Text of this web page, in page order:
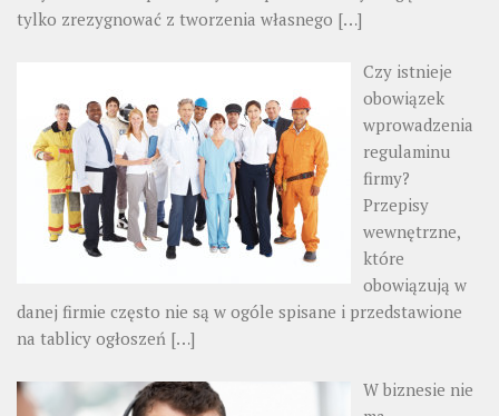
tylko zrezygnować z tworzenia własnego […]
Czy istnieje
obowiązek
wprowadzenia
regulaminu
firmy?
Przepisy
wewnętrzne,
które
obowiązują w
danej firmie często nie są w ogóle spisane i przedstawione
na tablicy ogłoszeń […]
W biznesie nie